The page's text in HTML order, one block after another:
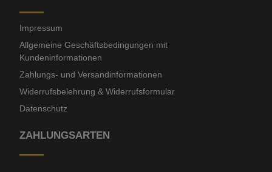
Impressum
Allgemeine Geschäftsbedingungen mit
Kundeninformationen
Zahlungs- und Versandinformationen
Widerrufsbelehrung & Widerrufsformular
Datenschutz
ZAHLUNGSARTEN